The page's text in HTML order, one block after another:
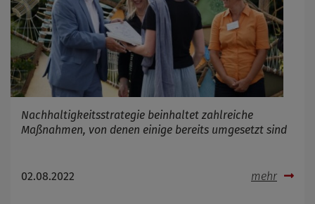
Nachhaltigkeitsstrategie beinhaltet zahlreiche
Maßnahmen, von denen einige bereits umgesetzt sind
02.08.2022 mehr